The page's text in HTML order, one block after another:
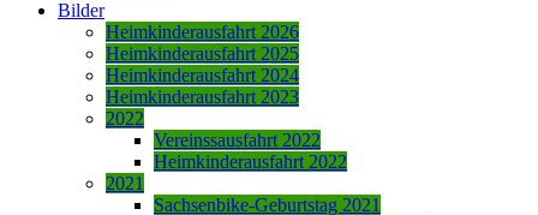
Bilder
Heimkinderausfahrt 2026
Heimkinderausfahrt 2025
Heimkinderausfahrt 2024
Heimkinderausfahrt 2023
2022
Vereinssausfahrt 2022
Heimkinderausfahrt 2022
2021
Sachsenbike-Geburtstag 2021